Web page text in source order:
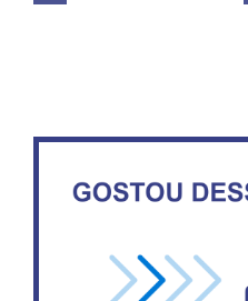
temas consensuais para
IFB abre inscrições para mais
de 2,3 mil vagas